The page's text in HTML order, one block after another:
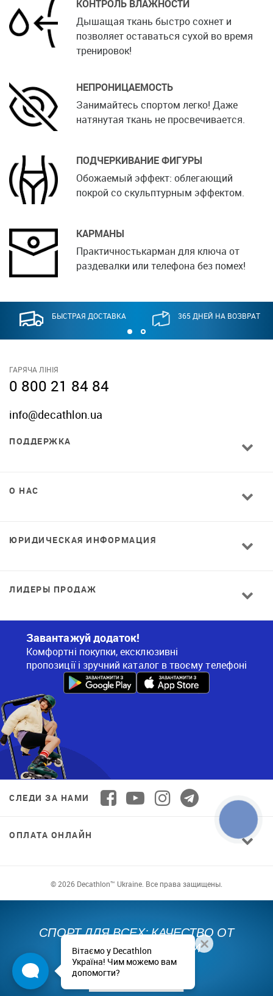
КОНТРОЛЬ ВЛАЖНОСТИ
Дышащая ткань быстро сохнет и
позволяет оставаться сухой во время
тренировок!
НЕПРОНИЦАЕМОСТЬ
Занимайтесь спортом легко! Даже
натянутая ткань не просвечивается.
ПОДЧЕРКИВАНИЕ ФИГУРЫ
Обожаемый эффект: облегающий
покрой со скульптурным эффектом.
КАРМАНЫ
Практичностькарман для ключа от
раздевалки или телефона без помех!
БЫСТРАЯ ДОСТАВКА 365 ДНЕЙ НА ВОЗВРАТ
ГАРЯЧА ЛІНІЯ
0 800 21 84 84
info@decathlon.ua
ПОДДЕРЖКА
О НАС
ЮРИДИЧЕСКАЯ ИНФОРМАЦИЯ
ЛИДЕРЫ ПРОДАЖ
Завантажуй додаток!
Комфортні покупки, ексклюзивні
пропозиції і зручний каталог в твоєму телефоні
СЛЕДИ ЗА НАМИ
ОПЛАТА ОНЛАЙН
© 2026 Decathlon™ Ukraine. Все права защищены.
СПОРТ ДЛЯ ВСЕХ: КАЧЕСТВО ОТ
НОВИЧКА ДО ПРОФИ
Вітаємо у Decathlon
Україна! Чим можемо вам
допомогти?